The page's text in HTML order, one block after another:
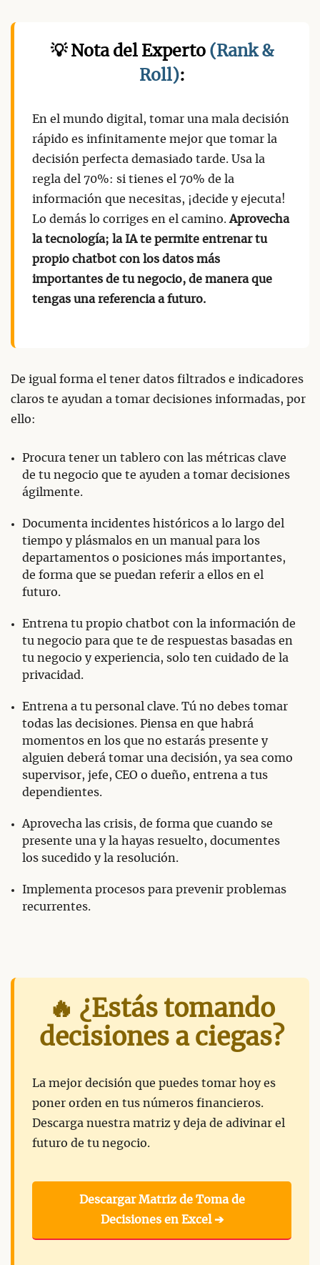
💡 Nota del Experto (Rank &
Roll):
En el mundo digital, tomar una mala decisión
rápido es infinitamente mejor que tomar la
decisión perfecta demasiado tarde. Usa la
regla del 70%: si tienes el 70% de la
información que necesitas, ¡decide y ejecuta!
Lo demás lo corriges en el camino.Aprovecha
la tecnología; la IA te permite entrenar tu
propio chatbot con los datos más
importantes de tu negocio, de manera que
tengas una referencia a futuro.
De igual forma el tener datos filtrados e indicadores
claros te ayudan a tomar decisiones informadas, por
ello:
Procura tener un tablero con las métricas clave
de tu negocio que te ayuden a tomar decisiones
ágilmente.
Documenta incidentes históricos a lo largo del
tiempo y plásmalos en un manual para los
departamentos o posiciones más importantes,
de forma que se puedan referir a ellos en el
futuro.
Entrena tu propio chatbot con la información de
tu negocio para que te de respuestas basadas en
tu negocio y experiencia, solo ten cuidado de la
privacidad.
Entrena a tu personal clave. Tú no debes tomar
todas las decisiones. Piensa en que habrá
momentos en los que no estarás presente y
alguien deberá tomar una decisión, ya sea como
supervisor, jefe, CEO o dueño, entrena a tus
dependientes.
Aprovecha las crisis, de forma que cuando se
presente una y la hayas resuelto, documentes
los sucedido y la resolución.
Implementa procesos para prevenir problemas
recurrentes.
🔥 ¿Estás tomando
decisiones a ciegas?
La mejor decisión que puedes tomar hoy es
poner orden en tus números financieros.
Descarga nuestra matriz y deja de adivinar el
futuro de tu negocio.
Descargar Matriz de Toma de
Decisiones en Excel ➔